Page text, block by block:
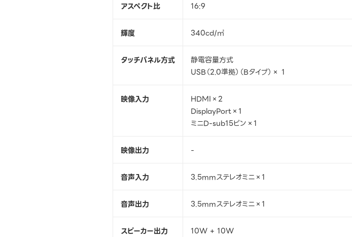
アスペクト比 16:9
輝度 340cd/㎡
タッチパネル方式
静電容量方式
USB（2.0準拠）（Bタイプ）× 1
映像入力
HDMI×2
DisplayPort×1
ミニD-sub15ピン×1
映像出力 -
音声入力 3.5mmステレオミニ×1
音声出力 3.5mmステレオミニ×1
スピーカー出力 10W + 10W